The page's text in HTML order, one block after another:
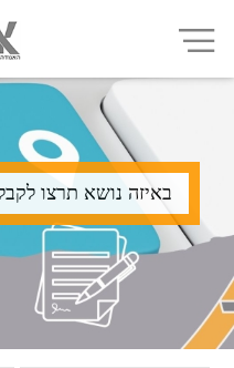
העיקרי
חיפוש